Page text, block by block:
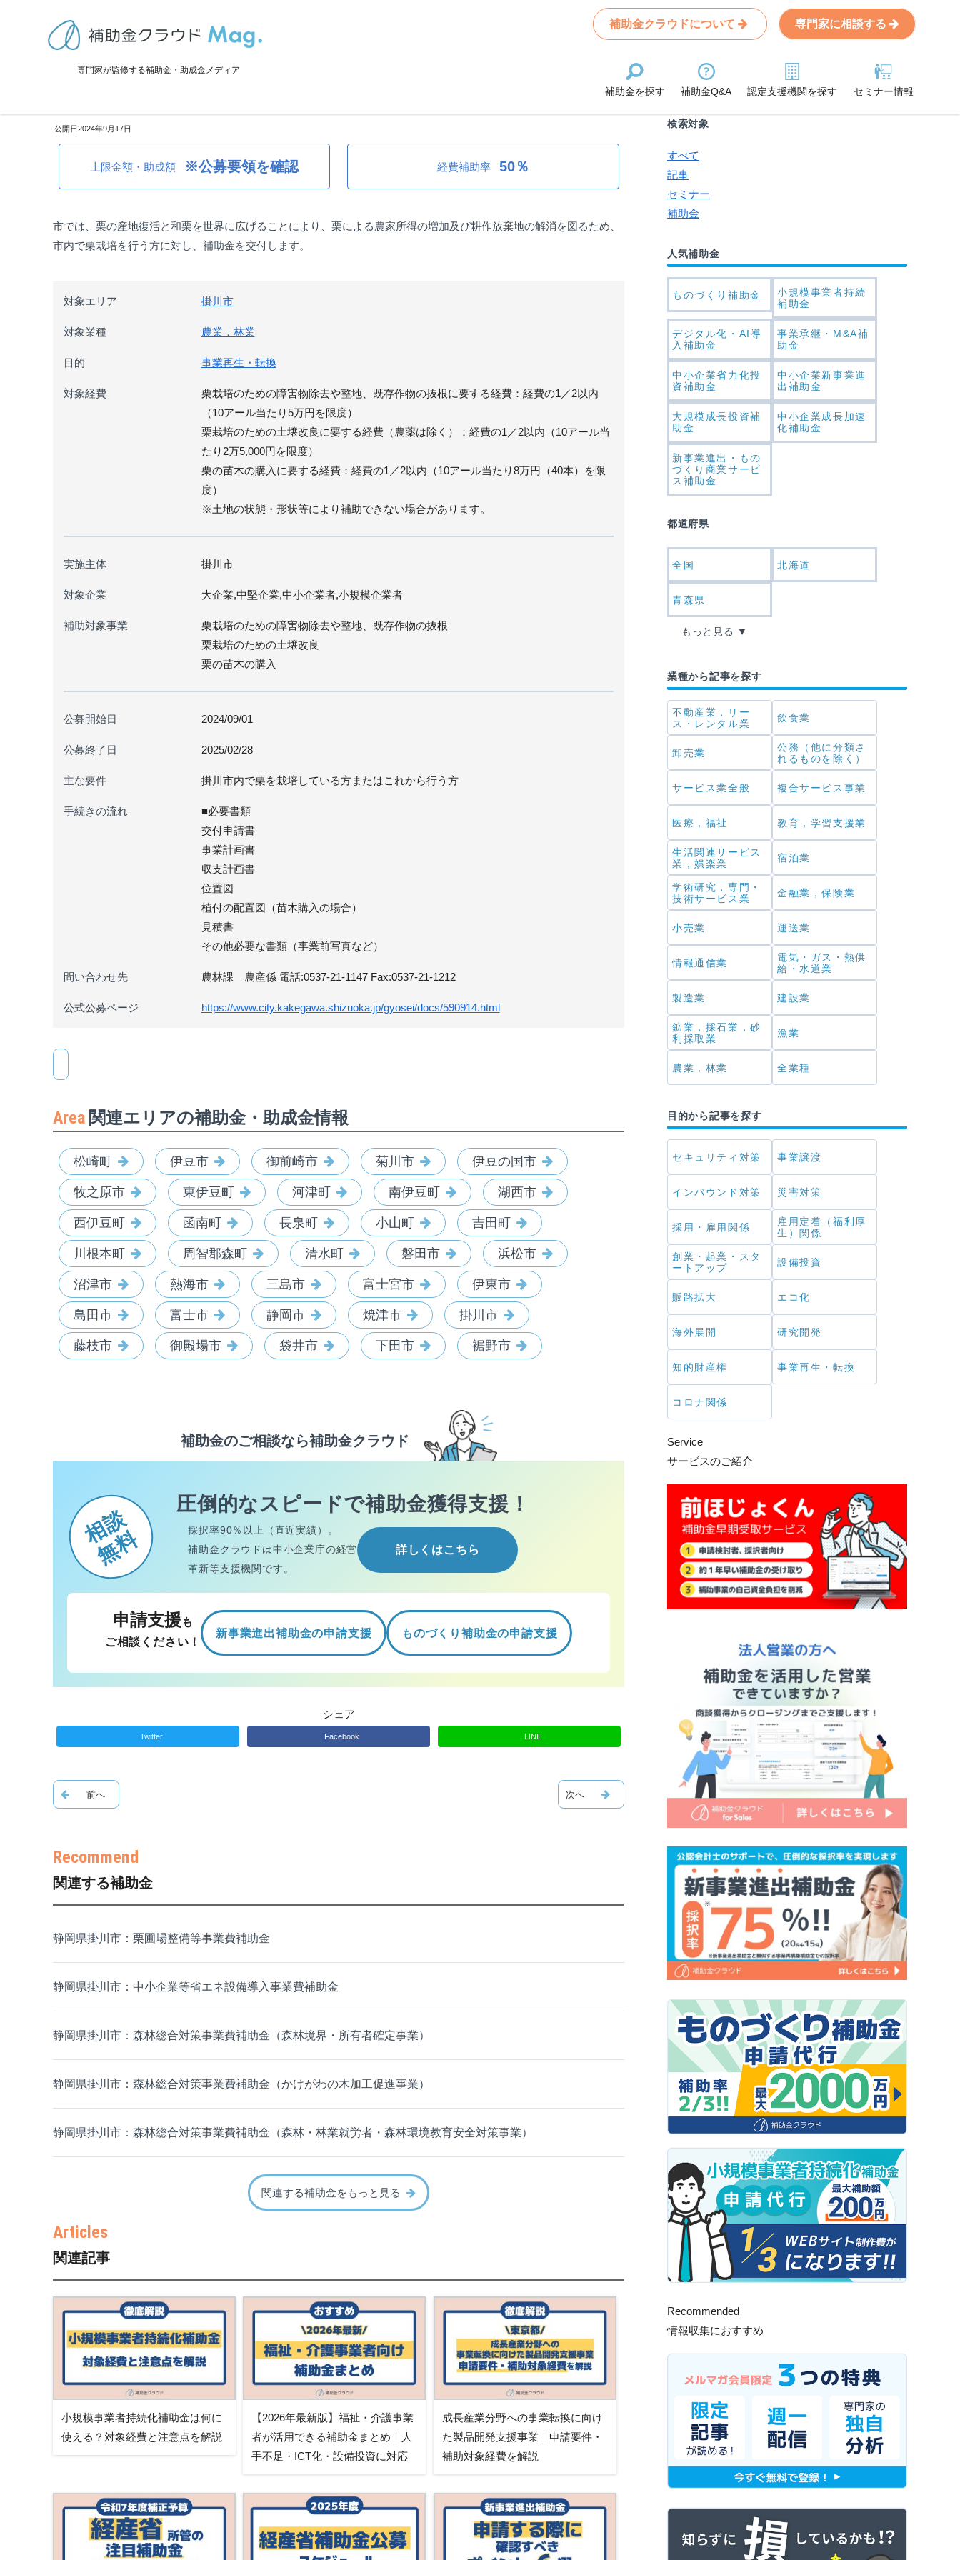
専門家が監修する補助金・助成金メディア
補助金クラウドについて 専門家に相談する
補助金を探す 補助金Q&A 認定支援機関を探す セミナー情報
>補助金・助成金詳細
2024年9月17日
上限金額・助成額 ※公募要領を確認 経費補助率 50％
市では、栗の産地復活と和栗を世界に広げることにより、栗による農家所得の増加及び耕作放棄地の解消を図るため、
市内で栗栽培を行う方に対し、補助金を交付します。
対象エリア 掛川市
対象業種 農業，林業
目的 事業再生・転換
対象経費
栗栽培のための障害物除去や整地、既存作物の抜根に要する経費：経費の1／2以内
（10アール当たり5万円を限度）
栗栽培のための土壌改良に要する経費（農薬は除く）：経費の1／2以内（10アール当
たり2万5,000円を限度）
栗の苗木の購入に要する経費：経費の1／2以内（10アール当たり8万円（40本）を限
度）
※土地の状態・形状等により補助できない場合があります。
実施主体 掛川市
対象企業 大企業,中堅企業,中小企業者,小規模企業者
補助対象事業
栗栽培のための障害物除去や整地、既存作物の抜根
栗栽培のための土壌改良
栗の苗木の購入
公募開始日 2024/09/01
公募終了日 2025/02/28
主な要件 掛川市内で栗を栽培している方またはこれから行う方
手続きの流れ
■必要書類
交付申請書
事業計画書
収支計画書
位置図
植付の配置図（苗木購入の場合）
見積書
その他必要な書類（事業前写真など）
問い合わせ先 農林課 農産係 電話:0537-21-1147 Fax:0537-21-1212
公式公募ページ https://www.city.kakegawa.shizuoka.jp/gyosei/docs/590914.html
Area 関連エリアの補助金・助成金情報
松崎町 伊豆市 御前崎市 菊川市 伊豆の国市
牧之原市 東伊豆町 河津町 南伊豆町 湖西市
西伊豆町 函南町 長泉町 小山町 吉田町
川根本町 周智郡森町 清水町 磐田市 浜松市
沼津市 熱海市 三島市 富士宮市 伊東市
島田市 富士市 静岡市 焼津市 掛川市
藤枝市 御殿場市 袋井市 下田市 裾野市
補助金のご相談なら補助金クラウド
相談
無料
圧倒的なスピードで補助金獲得支援！
採択率90％以上（直近実績）。
補助金クラウドは中小企業庁の経営
革新等支援機関です。
詳しくはこちら
申請支援 も
ご相談ください！
新事業進出補助金の申請支援 ものづくり補助金の申請支援
シェア
Twitter Facebook LINE
関連する補助金
静岡県掛川市：栗圃場整備等事業費補助金
静岡県掛川市：中小企業等省エネ設備導入事業費補助金
静岡県掛川市：森林総合対策事業費補助金（森林境界・所有者確定事業）
静岡県掛川市：森林総合対策事業費補助金（かけがわの木加工促進事業）
静岡県掛川市：森林総合対策事業費補助金（森林・林業就労者・森林環境教育安全対策事業）
関連する補助金をもっと見る
関連記事
小規模事業者持続化補助金は何に
使える？対象経費と注意点を解説
【2026年最新版】福祉・介護事業
者が活用できる補助金まとめ｜人
手不足・ICT化・設備投資に対応
成長産業分野への事業転換に向け
た製品開発支援事業｜申請要件・
補助対象経費を解説
Search
条件から記事を探す
検索対象
すべて
記事
セミナー
補助金
人気補助金
ものづくり補助金
小規模事業者持続
補助金
デジタル化・AI導
入補助金
事業承継・M&A補
助金
中小企業省力化投
資補助金
中小企業新事業進
出補助金
大規模成長投資補
助金
中小企業成長加速
化補助金
新事業進出・もの
づくり商業サービ
ス補助金
都道府県
全国 北海道
青森県
もっと見る
業種から記事を探す
不動産業，リー
ス・レンタル業
飲食業
卸売業
公務（他に分類さ
れるものを除く）
サービス業全般 複合サービス事業
医療，福祉 教育，学習支援業
生活関連サービス
業，娯楽業
宿泊業
学術研究，専門・
技術サービス業
金融業，保険業
小売業 運送業
情報通信業
電気・ガス・熱供
給・水道業
製造業 建設業
鉱業，採石業，砂
利採取業
漁業
農業，林業 全業種
目的から記事を探す
セキュリティ対策 事業譲渡
インバウンド対策 災害対策
採用・雇用関係
雇用定着（福利厚
生）関係
創業・起業・スタ
ートアップ
設備投資
販路拡大 エコ化
海外展開 研究開発
知的財産権 事業再生・転換
コロナ関係
Service
サービスのご紹介
Recommended
情報収集におすすめ